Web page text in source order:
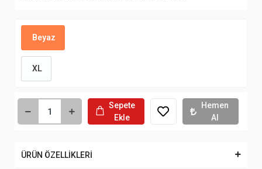
Beyaz
XL
Sepete
Ekle
Hemen
Al
ÜRÜN ÖZELLİKLERİ